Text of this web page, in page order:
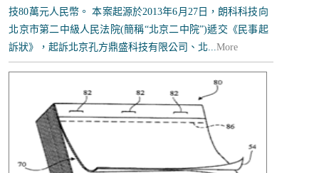
技80萬元人民幣。 本案起源於2013年6月27日，朗科科技向
北京市第二中級人民法院(簡稱“北京二中院”)遞交《民事起
訴狀》，起訴北京孔方鼎盛科技有限公司、北...More